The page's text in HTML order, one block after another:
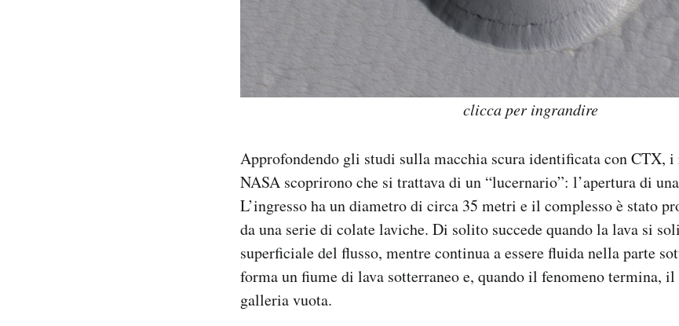
clicca per ingrandire
Approfondendo gli studi sulla macchia scura identificata con CTX,
NASA scoprirono che si trattava di un “lucernario”: l’apertura di
L’ingresso ha un diametro di circa 35 metri e il complesso è stato
da una serie di colate laviche. Di solito succede quando la lava si
superficiale del flusso, mentre continua a essere fluida nella parte
forma un fiume di lava sotterraneo e, quando il fenomeno termina,
galleria vuota.